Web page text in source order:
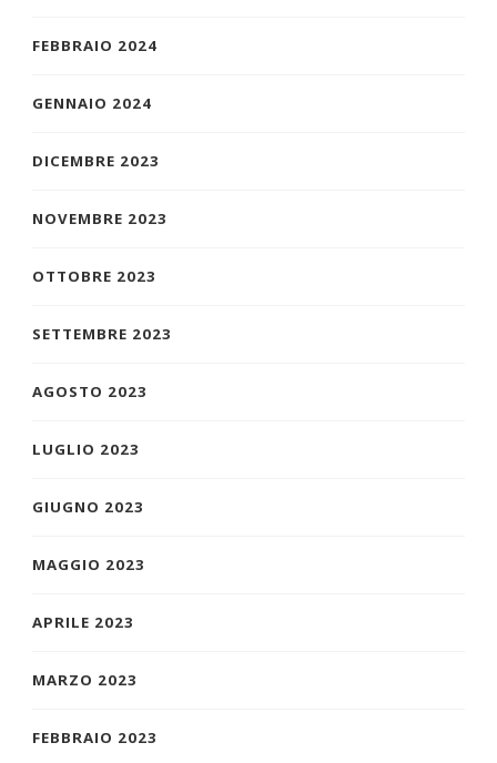
FEBBRAIO 2024
GENNAIO 2024
DICEMBRE 2023
NOVEMBRE 2023
OTTOBRE 2023
SETTEMBRE 2023
AGOSTO 2023
LUGLIO 2023
GIUGNO 2023
MAGGIO 2023
APRILE 2023
MARZO 2023
FEBBRAIO 2023